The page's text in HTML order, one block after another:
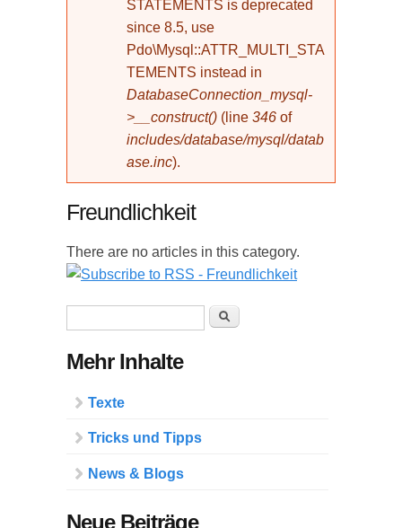
STATEMENTS is deprecated
since 8.5, use
Pdo\Mysql::ATTR_MULTI_STA
TEMENTS instead in
DatabaseConnection_mysql-
>__construct() (line 346 of
includes/database/mysql/datab
ase.inc).
Freundlichkeit
There are no articles in this category.
Suche
Mehr Inhalte
Texte
Tricks und Tipps
News & Blogs
Neue Beiträge